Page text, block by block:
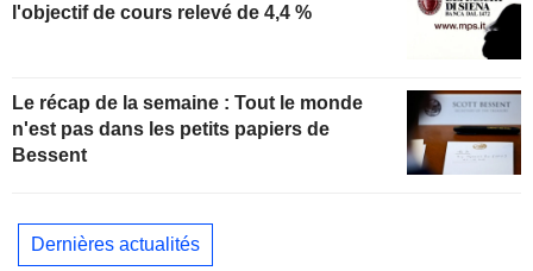
l'objectif de cours relevé de 4,4 %
Le récap de la semaine : Tout le monde
n'est pas dans les petits papiers de
Bessent
Dernières actualités